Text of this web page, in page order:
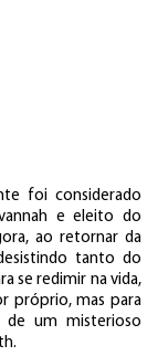
foi considerado
e eleito do
ao retornar da
tanto do
se redimir na vida,
próprio, mas para
de um misterioso